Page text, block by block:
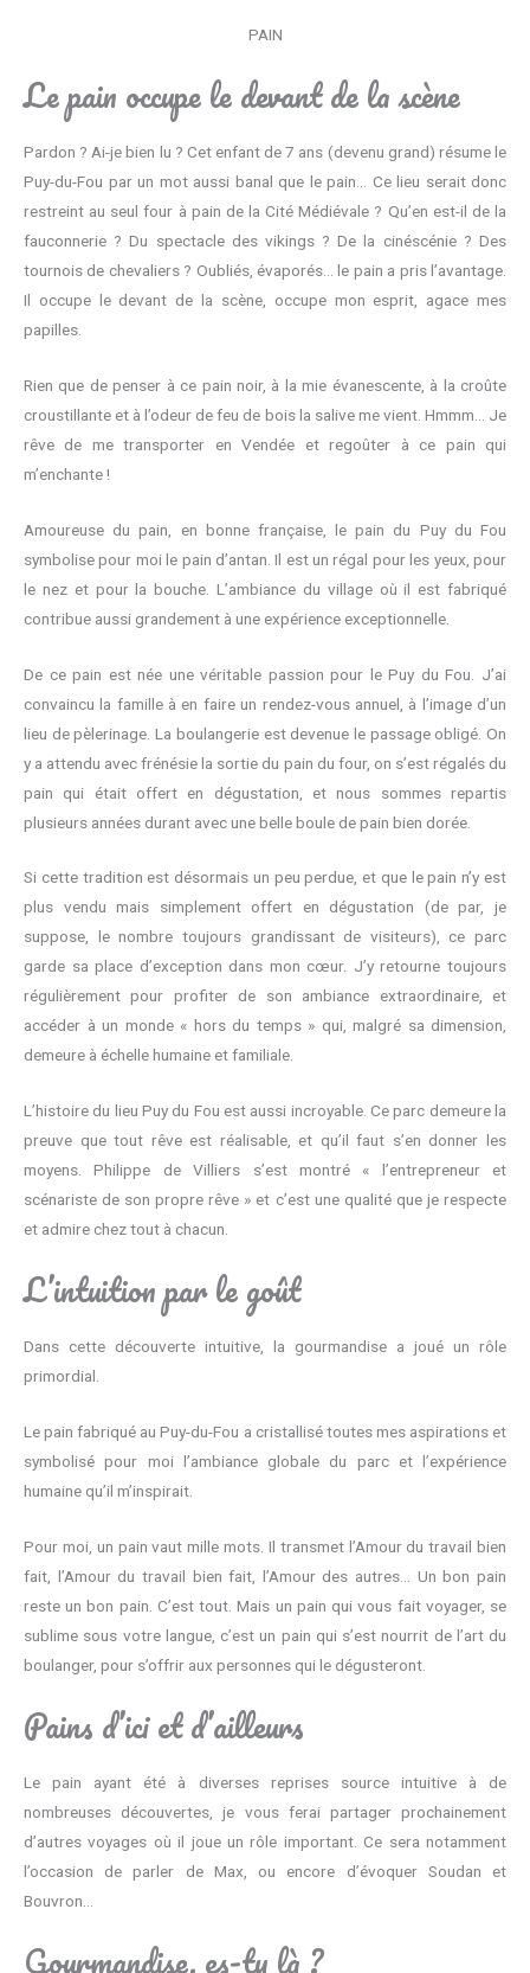
PAIN
Le pain occupe le devant de la scène
Pardon ? Ai-je bien lu ? Cet enfant de 7 ans (devenu grand) résume le
Puy-du-Fou par un mot aussi banal que le pain… Ce lieu serait donc
restreint au seul four à pain de la Cité Médiévale ? Qu’en est-il de la
fauconnerie ? Du spectacle des vikings ? De la cinéscénie ? Des
tournois de chevaliers ? Oubliés, évaporés… le pain a pris l’avantage.
Il occupe le devant de la scène, occupe mon esprit, agace mes
papilles.
Rien que de penser à ce pain noir, à la mie évanescente, à la croûte
croustillante et à l’odeur de feu de bois la salive me vient. Hmmm… Je
rêve de me transporter en Vendée et regoûter à ce pain qui
m’enchante !
Amoureuse du pain, en bonne française, le pain du Puy du Fou
symbolise pour moi le pain d’antan. Il est un régal pour les yeux, pour
le nez et pour la bouche. L’ambiance du village où il est fabriqué
contribue aussi grandement à une expérience exceptionnelle.
De ce pain est née une véritable passion pour le Puy du Fou. J’ai
convaincu la famille à en faire un rendez-vous annuel, à l’image d’un
lieu de pèlerinage. La boulangerie est devenue le passage obligé. On
y a attendu avec frénésie la sortie du pain du four, on s’est régalés du
pain qui était offert en dégustation, et nous sommes repartis
plusieurs années durant avec une belle boule de pain bien dorée.
Si cette tradition est désormais un peu perdue, et que le pain n’y est
plus vendu mais simplement offert en dégustation (de par, je
suppose, le nombre toujours grandissant de visiteurs), ce parc
garde sa place d’exception dans mon cœur. J’y retourne toujours
régulièrement pour profiter de son ambiance extraordinaire, et
accéder à un monde « hors du temps » qui, malgré sa dimension,
demeure à échelle humaine et familiale.
L’histoire du lieu Puy du Fou est aussi incroyable. Ce parc demeure la
preuve que tout rêve est réalisable, et qu’il faut s’en donner les
moyens. Philippe de Villiers s’est montré « l’entrepreneur et
scénariste de son propre rêve » et c’est une qualité que je respecte
et admire chez tout à chacun.
L’intuition par le goût
Dans cette découverte intuitive, la gourmandise a joué un rôle
primordial.
Le pain fabriqué au Puy-du-Fou a cristallisé toutes mes aspirations et
symbolisé pour moi l’ambiance globale du parc et l’expérience
humaine qu’il m’inspirait.
Pour moi, un pain vaut mille mots. Il transmet l’Amour du travail bien
fait, l’Amour du travail bien fait, l’Amour des autres… Un bon pain
reste un bon pain. C’est tout. Mais un pain qui vous fait voyager, se
sublime sous votre langue, c’est un pain qui s’est nourrit de l’art du
boulanger, pour s’offrir aux personnes qui le dégusteront.
Pains d’ici et d’ailleurs
Le pain ayant été à diverses reprises source intuitive à de
nombreuses découvertes, je vous ferai partager prochainement
d’autres voyages où il joue un rôle important. Ce sera notamment
l’occasion de parler de Max, ou encore d’évoquer Soudan et
Bouvron…
Gourmandise, es-tu là ?